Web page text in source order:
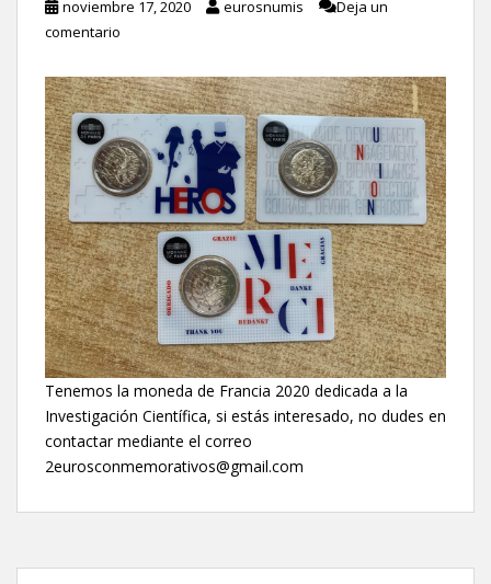
noviembre 17, 2020 eurosnumis
Deja un
comentario
Tenemos la moneda de Francia 2020 dedicada a la
Investigación Científica, si estás interesado, no dudes en
contactar mediante el correo
2eurosconmemorativos@gmail.com